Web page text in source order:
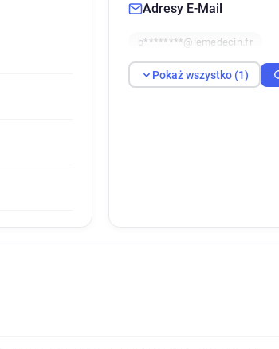
Adresy E-Mail
b********@lemedecin.fr
Pokaż wszystko (1)